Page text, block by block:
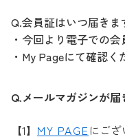
Q.会員証はいつ届きま
・今回より電子での会
・My Pageにて確認く
Q.メールマガジンが届
【1】 MY PAGE にご